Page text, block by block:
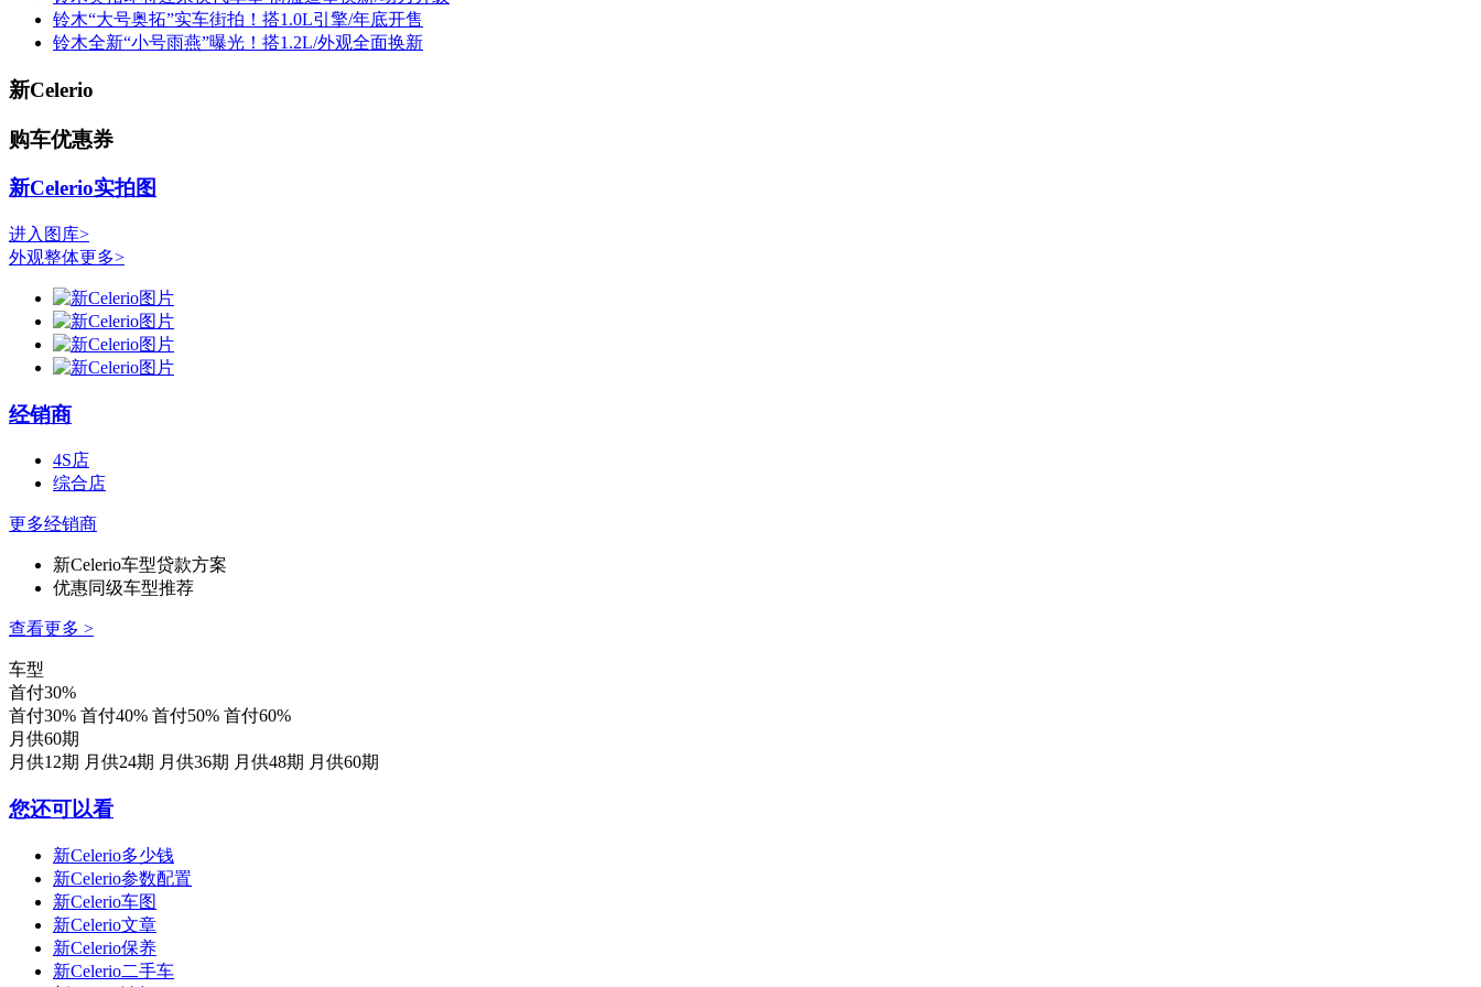
铃木“大号奥拓”实车街拍！搭1.0L引擎/年底开售
铃木全新“小号雨燕”曝光！搭1.2L/外观全面换新
新Celerio
购车优惠券
新Celerio实拍图
进入图库>
外观整体更多>
经销商
4S店
综合店
更多经销商
新Celerio车型贷款方案
优惠同级车型推荐
查看更多 >
车型
首付30%
首付30% 首付40% 首付50% 首付60%
月供60期
月供12期 月供24期 月供36期 月供48期 月供60期
您还可以看
新Celerio多少钱
新Celerio参数配置
新Celerio车图
新Celerio文章
新Celerio保养
新Celerio二手车